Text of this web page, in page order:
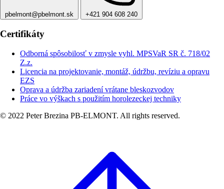
pbelmont@pbelmont.sk +421 904 608 240
Certifikáty
Odborná spôsobilosť v zmysle vyhl. MPSVaR SR č. 718/02
Z.z.
Licencia na projektovanie, montáž, údržbu, revíziu a opravu
EZS
Oprava a údržba zariadení vrátane bleskozvodov
Práce vo výškach s použitím horolezeckej techniky
© 2022 Peter Brezina PB-ELMONT. All rights reserved.